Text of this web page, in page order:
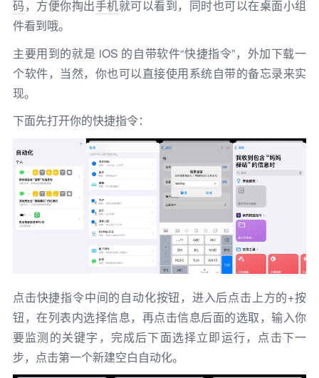
码，方便你掏出手机就可以看到，同时也可以在桌面小组
件看到哦。
主要用到的就是 iOS 的自带软件“快捷指令”，外加下载一
个软件，当然，你也可以直接使用系统自带的备忘录来实
现。
下面先打开你的快捷指令：
点击快捷指令中间的自动化按钮，进入后点击上方的+按
钮，在列表内选择信息，再点击信息后面的选取，输入你
要监测的关键字，完成后下面选择立即运行，点击下一
步，点击第一个新建空白自动化。